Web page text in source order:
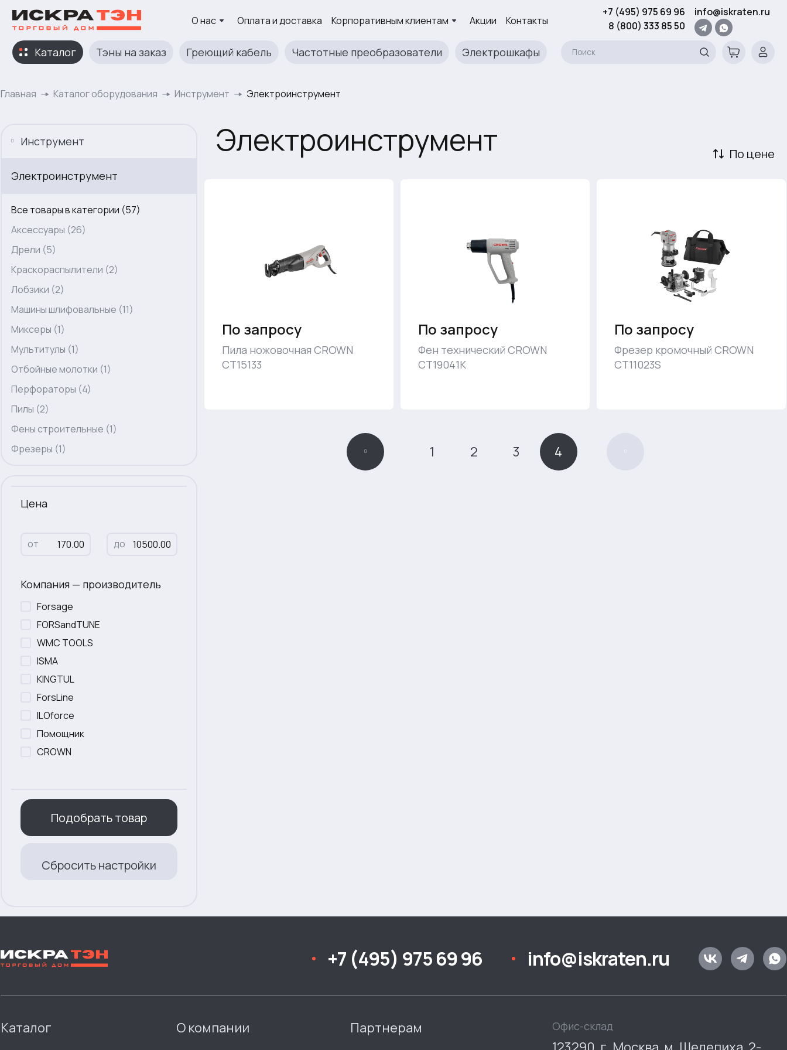
О нас Оплата и доставка Корпоративным клиентам Акции Контакты
+7 (495) 975 69 96
8 (800) 333 85 50
info@iskraten.ru
Каталог Тэны на заказ Греющий кабель Частотные преобразователи Электрошкафы
Главная Каталог оборудования Инструмент Электроинструмент
Инструмент
Электроинструмент
Все товары в категории (57)
Аксессуары (26)
Дрели (5)
Краскораспылители (2)
Лобзики (2)
Машины шлифовальные (11)
Миксеры (1)
Мультитулы (1)
Отбойные молотки (1)
Перфораторы (4)
Пилы (2)
Фены строительные (1)
Фрезеры (1)
Цена
от до
Компания — производитель
Forsage
FORSandTUNE
WMC TOOLS
ISMA
KINGTUL
ForsLine
ILOforce
Помощник
CROWN
Подобрать товар
Сбросить настройки
Электроинструмент По цене
По запросу
Пила ножовочная CROWN
CT15133
По запросу
Фен технический CROWN
CT19041K
По запросу
Фрезер кромочный CROWN
CT11023S
1 2 3 4
+7 (495) 975 69 96 info@iskraten.ru
Каталог
О компании
Партнерам
Офис-склад